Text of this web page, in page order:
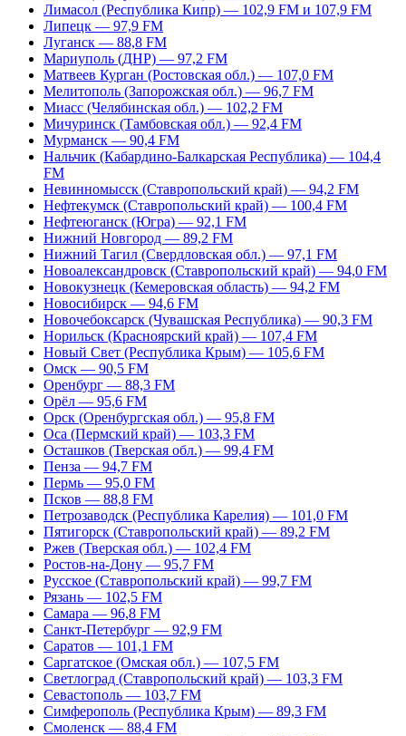
Лимасол (Республика Кипр) — 102,9 FM и 107,9 FM
Липецк — 97,9 FM
Луганск — 88,8 FM
Мариуполь (ДНР) — 97,2 FM
Матвеев Курган (Ростовская обл.) — 107,0 FM
Мелитополь (Запорожская обл.) — 96,7 FM
Миасс (Челябинская обл.) — 102,2 FM
Мичуринск (Тамбовская обл.) — 92,4 FM
Мурманск — 90,4 FM
Нальчик (Кабардино-Балкарская Республика) — 104,4
FM
Невинномысск (Ставропольский край) — 94,2 FM
Нефтекумск (Ставропольский край) — 100,4 FM
Нефтеюганск (Югра) — 92,1 FM
Нижний Новгород — 89,2 FM
Нижний Тагил (Свердловская обл.) — 97,1 FM
Новоалександровск (Ставропольский край) — 94,0 FM
Новокузнецк (Кемеровская область) — 94,2 FM
Новосибирск — 94,6 FM
Новочебоксарск (Чувашская Республика) — 90,3 FM
Норильск (Красноярский край) — 107,4 FM
Новый Свет (Республика Крым) — 105,6 FM
Омск — 90,5 FM
Оренбург — 88,3 FM
Орёл — 95,6 FM
Орск (Оренбургская обл.) — 95,8 FM
Оса (Пермский край) — 103,3 FM
Осташков (Тверская обл.) — 99,4 FM
Пенза — 94,7 FM
Пермь — 95,0 FM
Псков — 88,8 FM
Петрозаводск (Республика Карелия) — 101,0 FM
Пятигорск (Ставропольский край) — 89,2 FM
Ржев (Тверская обл.) — 102,4 FM
Ростов-на-Дону — 95,7 FM
Русское (Ставропольский край) — 99,7 FM
Рязань — 102,5 FM
Самара — 96,8 FM
Санкт-Петербург — 92,9 FM
Саратов — 101,1 FM
Саргатское (Омская обл.) — 107,5 FM
Светлоград (Ставропольский край) — 103,3 FM
Севастополь — 103,7 FM
Симферополь (Республика Крым) — 89,3 FM
Смоленск — 88,4 FM